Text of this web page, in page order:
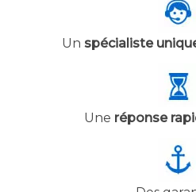
Un spécialiste
Une réponse